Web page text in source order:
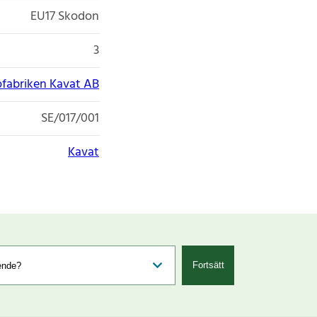
EU17 Skodon
3
Kavat AB
SE/017/001
Kavat
Fortsätt